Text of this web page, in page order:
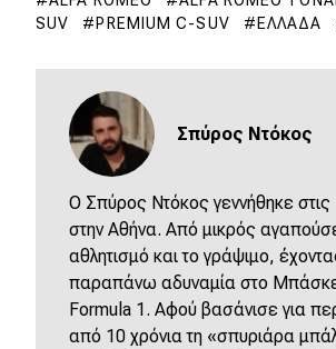
SUV
PREMIUM C-SUV ΕΛΛΆΔΑ
Σπύρος Ντόκος
O Σπύρος Ντόκος γεννήθηκε
στην Αθήνα. Από μικρός
αθλητισμό και το γράψιμο,
παραπάνω αδυναμία στο
Formula 1. Αφού βασάνισε για
από 10 χρόνια τη «σπυριάρα